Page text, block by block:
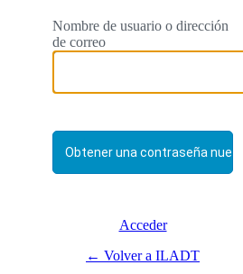
Nombre de usuario o dirección
de correo
Acceder
← Volver a ILADT